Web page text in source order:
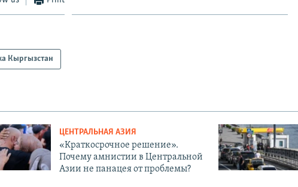
Кыргызстан
ЦЕНТРАЛЬНАЯ АЗИЯ
«Краткосрочное решение».
Почему амнистии в Центральной
Азии не панацея от проблемы?